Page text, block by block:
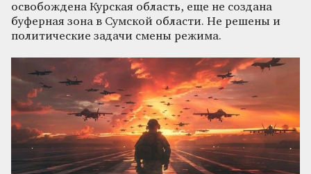
освобождена Курская область, еще не создана
буферная зона в Сумской области. Не решены и
политические задачи смены режима.